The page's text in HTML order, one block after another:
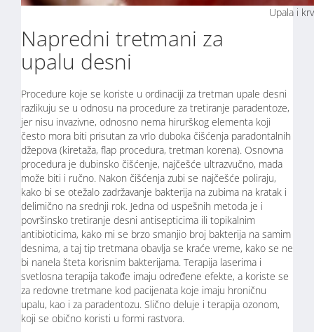
Upala i
Napredni tretmani za
upalu desni
Procedure koje se koriste u ordinaciji za tretman upale desni
razlikuju se u odnosu na procedure za tretiranje paradentoze,
jer nisu invazivne, odnosno nema hirurškog elementa koji
često mora biti prisutan za vrlo duboka čišćenja paradontalnih
džepova (kiretaža, flap procedura, tretman korena). Osnovna
procedura je dubinsko čišćenje, najčešće ultrazvučno, mada
može biti i ručno. Nakon čišćenja zubi se najčešće poliraju,
kako bi se otežalo zadržavanje bakterija na zubima na kratak i
delimično na srednji rok. Jedna od uspešnih metoda je i
površinsko tretiranje desni antisepticima ili topikalnim
antibioticima, kako mi se brzo smanjio broj bakterija na samim
desnima, a taj tip tretmana obavlja se kraće vreme, kako se ne
bi nanela šteta korisnim bakterijama. Terapija laserima i
svetlosna terapija takođe imaju određene efekte, a koriste se
za redovne tretmane kod pacijenata koje imaju hroničnu
upalu, kao i za paradentozu. Slično deluje i terapija ozonom,
koji se obično koristi u formi rastvora.